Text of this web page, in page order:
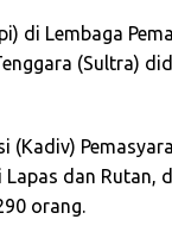
di Lembaga
(Sultra)
(Kadiv)
dan Rutan,
orang.